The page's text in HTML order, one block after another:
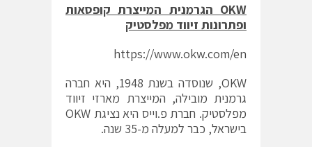
OKW הגרמנית המייצרת קופסאות
ופתרונות זיווד מפלסטיק
https://www.okw.com/en
OKW, שנוסדה בשנת 1948, היא חברה
גרמנית מובילה, המייצרת מארזי זיווד
מפלסטיק. חברת פ.וייס היא נציגת OKW
בישראל, כבר למעלה מ-35 שנה.